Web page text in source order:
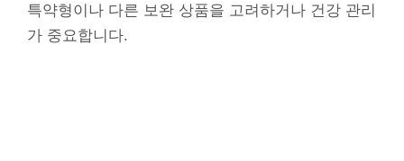
특약형이나 다른 보완 상품을 고려하거나 건강 관리
가 중요합니다.